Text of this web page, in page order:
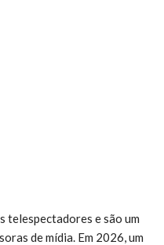
telespectadores e são um
de mídia. Em 2026, um